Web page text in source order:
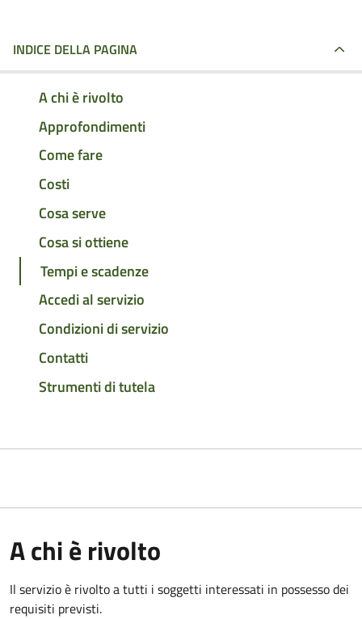
INDICE DELLA PAGINA
A chi è rivolto
Approfondimenti
Come fare
Costi
Cosa serve
Cosa si ottiene
Tempi e scadenze
Accedi al servizio
Condizioni di servizio
Contatti
Strumenti di tutela
A chi è rivolto
Il servizio è rivolto a tutti i soggetti interessati in possesso dei
requisiti previsti.